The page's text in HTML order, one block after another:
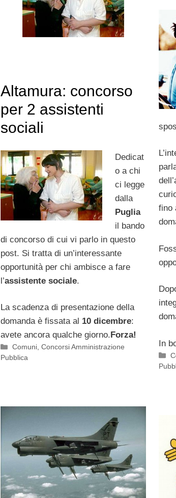
fino
In
Altamura: concorso
per 2 assistenti
sociali
Dedicat
o a chi
ci legge
dalla
Puglia
il bando
di concorso di cui vi parlo in questo
post. Si tratta di un’interessante
opportunità per chi ambisce a fare
l’assistente sociale.
La scadenza di presentazione della
domanda è fissata al 10 dicembre:
avete ancora qualche giorno. Forza!
Categorie
Comuni,Concorsi Amministrazione
Pubblica